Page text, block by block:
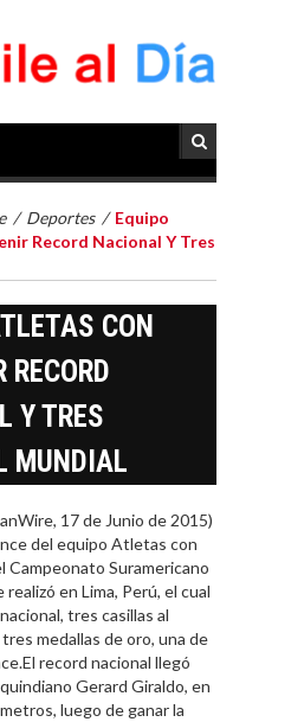
/ Deportes / Equipo
Record Nacional Y Tres
CON
RECORD
Y TRES
MUNDIAL
17 de Junio de 2015)
del equipo Atletas con
Campeonato Suramericano
en Lima, Perú, el cual
tres casillas al
medallas de oro, una de
record nacional llegó
Gerard Giraldo, en
luego de ganar la